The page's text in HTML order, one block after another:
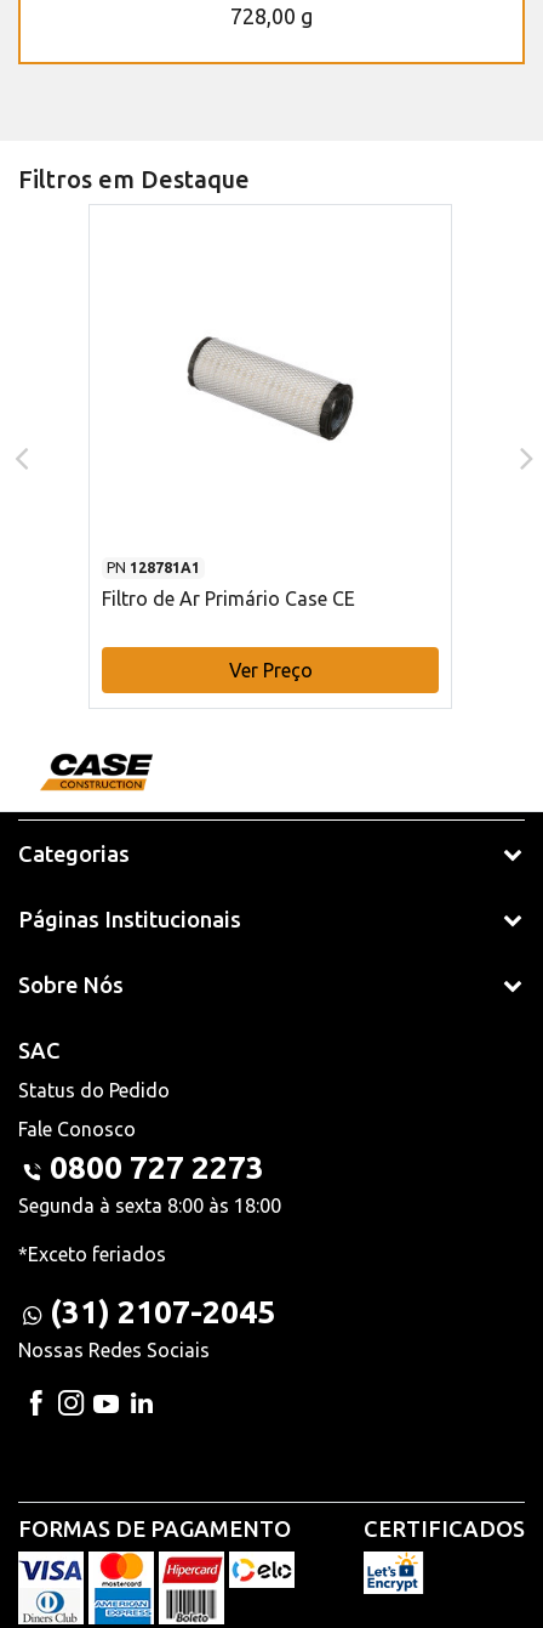
728,00 g
Filtros em Destaque
PN 128781A1
Filtro de Ar Primário Case CE
Ver Preço
Categorias
Páginas Institucionais
Sobre Nós
SAC
Status do Pedido
Fale Conosco
0800 727 2273
Segunda à sexta 8:00 às 18:00
*Exceto feriados
(31) 2107-2045
Nossas Redes Sociais
FORMAS DE PAGAMENTO CERTIFICADOS